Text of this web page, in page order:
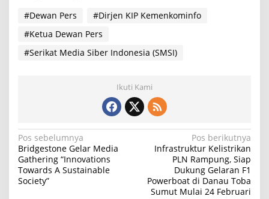
#Dewan Pers
#Dirjen KIP Kemenkominfo
#Ketua Dewan Pers
#Serikat Media Siber Indonesia (SMSI)
Ikuti Kami
N
a
v
Pos sebelumnya
Bridgestone Gelar Media
Gathering “Innovations
Towards A Sustainable
Society”
Pos berikutnya
Infrastruktur Kelistrikan
PLN Rampung, Siap
Dukung Gelaran F1
Powerboat di Danau Toba
Sumut Mulai 24 Februari